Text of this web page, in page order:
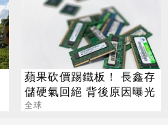
蘋果砍價踢鐵板！ 長鑫存
儲硬氣回絕 背後原因曝光
全球